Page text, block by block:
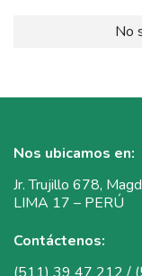
No
Nos ubicamos en:
Jr. Trujillo 678,
LIMA 17 – PERÚ
Contáctenos: